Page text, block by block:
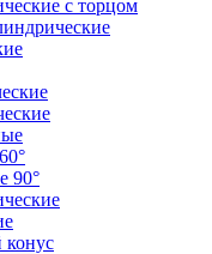
с торцом
90°